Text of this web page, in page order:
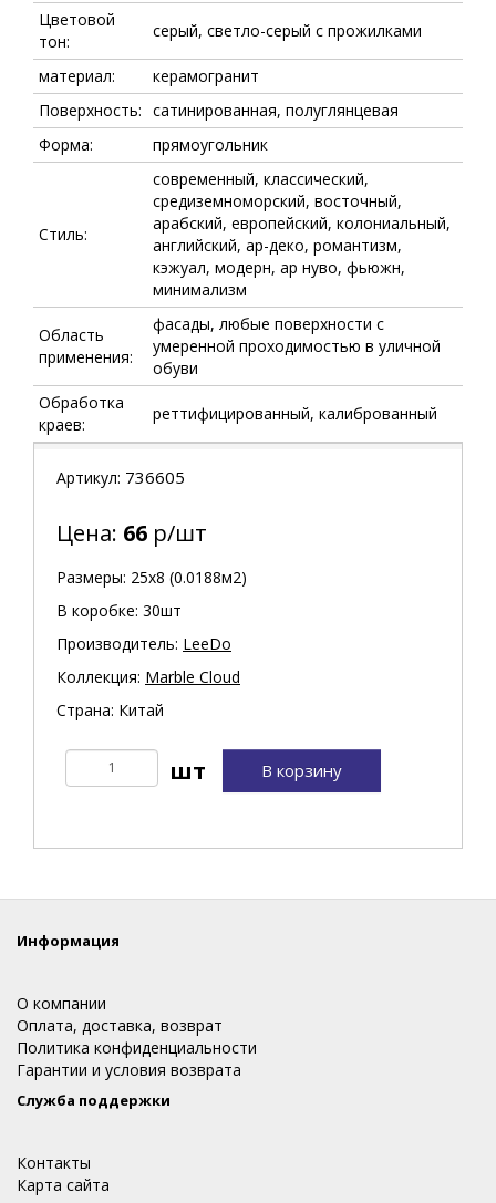
Цветовой
тон:
серый, светло-серый с прожилками
материал:
керамогранит
Поверхность: сатинированная, полуглянцевая
Форма:
прямоугольник
Стиль:
современный, классический,
средиземноморский, восточный,
арабский, европейский, колониальный,
английский, ар-деко, романтизм,
кэжуал, модерн, ар нуво, фьюжн,
минимализм
Область
применения:
фасады, любые поверхности с
умеренной проходимостью в уличной
обуви
Обработка
краев:
реттифицированный, калиброванный
Артикул: 736605
Цена: 66 р/шт
Размеры: 25х8 (0.0188м2)
В коробке: 30шт
Производитель: LeeDo
Коллекция: Marble Cloud
Страна: Китай
В корзину
Информация
О компании
Оплата, доставка, возврат
Политика конфиденциальности
Гарантии и условия возврата
Служба поддержки
Контакты
Карта сайта